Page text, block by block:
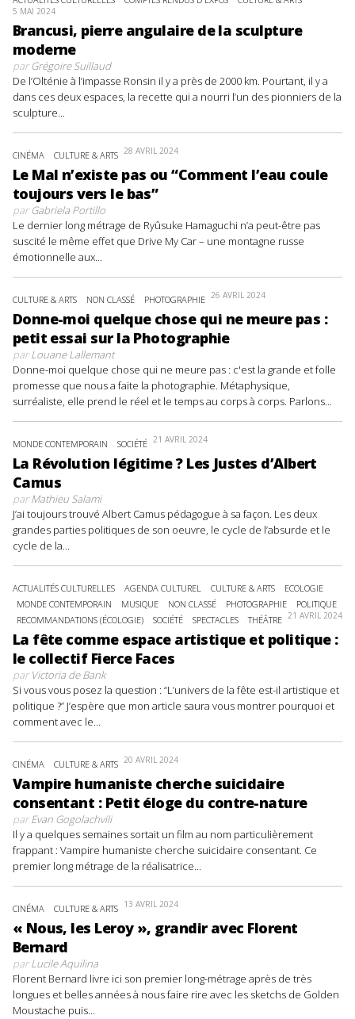
5 MAI 2024
Brancusi, pierre angulaire de la sculpture
moderne
parGrégoire Suillaud
De l’Olténie à l’impasse Ronsin il y a près de 2000 km. Pourtant, il y a
dans ces deux espaces, la recette qui a nourri l’un des pionniers de la
sculpture...
CINÉMA CULTURE & ARTS 28 AVRIL 2024
Le Mal n’existe pas ou “Comment l’eau coule
toujours vers le bas”
parGabriela Portillo
Le dernier long métrage de Ryûsuke Hamaguchi n’a peut-être pas
suscité le même effet que Drive My Car – une montagne russe
émotionnelle aux...
CULTURE & ARTS NON CLASSÉ PHOTOGRAPHIE 26 AVRIL 2024
Donne-moi quelque chose qui ne meure pas :
petit essai sur la Photographie
parLouane Lallemant
Donne-moi quelque chose qui ne meure pas : c'est la grande et folle
promesse que nous a faite la photographie. Métaphysique,
surréaliste, elle prend le réel et le temps au corps à corps. Parlons...
MONDE CONTEMPORAIN SOCIÉTÉ 21 AVRIL 2024
La Révolution légitime ? Les Justes d’Albert
Camus
parMathieu Salami
J’ai toujours trouvé Albert Camus pédagogue à sa façon. Les deux
grandes parties politiques de son oeuvre, le cycle de l’absurde et le
cycle de la...
ACTUALITÉS CULTURELLES AGENDA CULTUREL CULTURE & ARTS
ECOLOGIE
MONDE CONTEMPORAIN
MUSIQUE NON CLASSÉ PHOTOGRAPHIE
POLITIQUE
RECOMMANDATIONS (ÉCOLOGIE)
SOCIÉTÉ SPECTACLES THÉÂTRE 21 AVRIL 2024
La fête comme espace artistique et politique :
le collectif Fierce Faces
parVictoria de Bank
Si vous vous posez la question : “L’univers de la fête est-il artistique et
politique ?” J’espère que mon article saura vous montrer pourquoi et
comment avec le...
CINÉMA CULTURE & ARTS 20 AVRIL 2024
Vampire humaniste cherche suicidaire
consentant : Petit éloge du contre-nature
parEvan Gogolachvili
Il y a quelques semaines sortait un film au nom particulièrement
frappant : Vampire humaniste cherche suicidaire consentant. Ce
premier long métrage de la réalisatrice...
CINÉMA CULTURE & ARTS 13 AVRIL 2024
« Nous, les Leroy », grandir avec Florent
Bernard
parLucile Aquilina
Florent Bernard livre ici son premier long-métrage après de très
longues et belles années à nous faire rire avec les sketchs de Golden
Moustache puis...